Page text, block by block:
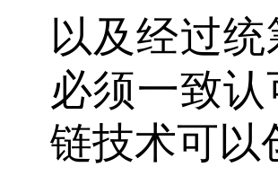
以及经过
必须一致
链技术可以